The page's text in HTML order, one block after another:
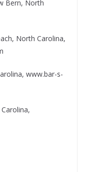
Bern, North
North Carolina,
www.bar-s-